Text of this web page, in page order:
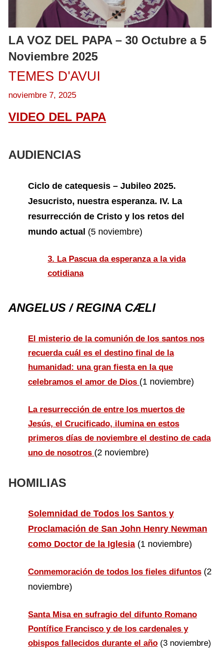
LA VOZ DEL PAPA – 30 Octubre a 5
Noviembre 2025
TEMES D'AVUI
noviembre 7, 2025
VIDEO DEL PAPA
AUDIENCIAS
Ciclo de catequesis – Jubileo 2025.
Jesucristo, nuestra esperanza. IV. La
resurrección de Cristo y los retos del
mundo actual (5 noviembre)
3. La Pascua da esperanza a la vida
cotidiana
ANGELUS / REGINA CÆLI
El misterio de la comunión de los santos nos
recuerda cuál es el destino final de la
humanidad: una gran fiesta en la que
celebramos el amor de Dios (1 noviembre)
La resurrección de entre los muertos de
Jesús, el Crucificado, ilumina en estos
primeros días de noviembre el destino de cada
uno de nosotros (2 noviembre)
HOMILIAS
Solemnidad de Todos los Santos y
Proclamación de San John Henry Newman
como Doctor de la Iglesia (1 noviembre)
Conmemoración de todos los fieles difuntos (2
noviembre)
Santa Misa en sufragio del difunto Romano
Pontífice Francisco y de los cardenales y
obispos fallecidos durante el año (3 noviembre)